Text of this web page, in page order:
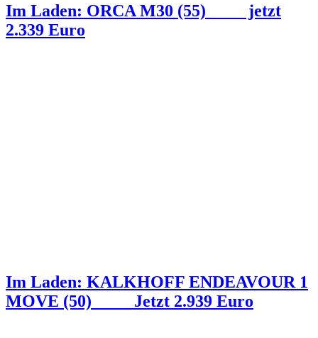
Im Laden: ORCA M30 (55) _ _ _ jetzt
2.339 Euro
Im Laden: KALKHOFF ENDEAVOUR 1
MOVE (50) _ _ _ Jetzt 2.939 Euro